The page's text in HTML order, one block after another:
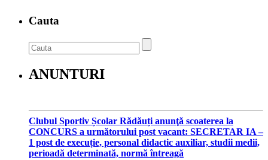
Cauta
ANUNTURI
Clubul Sportiv Școlar Rădăuți anunţă scoaterea la
CONCURS a următorului post vacant: SECRETAR IA –
1 post de execuție, personal didactic auxiliar, studii medii,
perioadă determinată, normă întreagă